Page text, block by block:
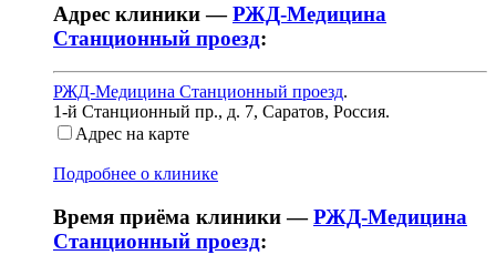
Адрес клиники —РЖД-Медицина
Станционный проезд:
РЖД-Медицина Станционный проезд.
1-й Станционный пр., д. 7, Саратов, Россия.
Адрес на карте
Подробнее о клинике
Время приёма клиники —РЖД-Медицина
Станционный проезд: